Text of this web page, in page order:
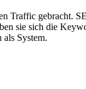
Traffic gebracht.
sie sich die
als System.